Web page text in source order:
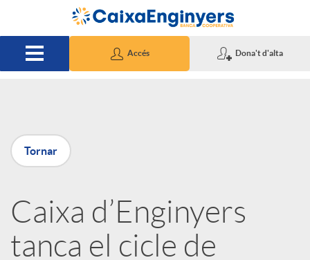
Salta al contingut principal
Accés Dona't d'alta
P
u
b
Tornar
Caixa d’Enginyers
tanca el cicle de